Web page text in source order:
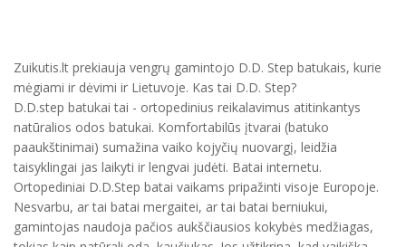
Zuikutis.lt prekiauja vengrų gamintojo D.D. Step batukais, kurie
mėgiami ir dėvimi ir Lietuvoje. Kas tai D.D. Step?
D.D.step batukai tai - ortopedinius reikalavimus atitinkantys
natūralios odos batukai. Komfortabilūs įtvarai (batuko
paaukštinimai) sumažina vaiko kojyčių nuovargį, leidžia
taisyklingai jas laikyti ir lengvai judėti. Batai internetu.
Ortopediniai D.D.Step batai vaikams pripažinti visoje Europoje.
Nesvarbu, ar tai batai mergaitei, ar tai batai berniukui,
gamintojas naudoja pačios aukščiausios kokybės medžiagas,